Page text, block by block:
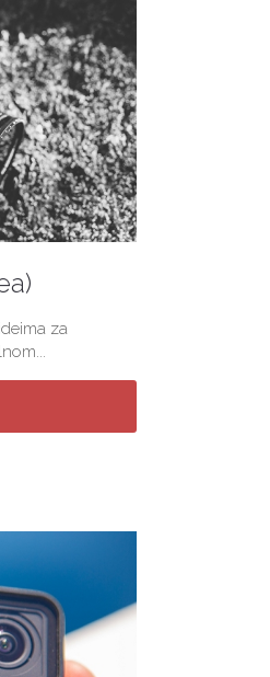
za